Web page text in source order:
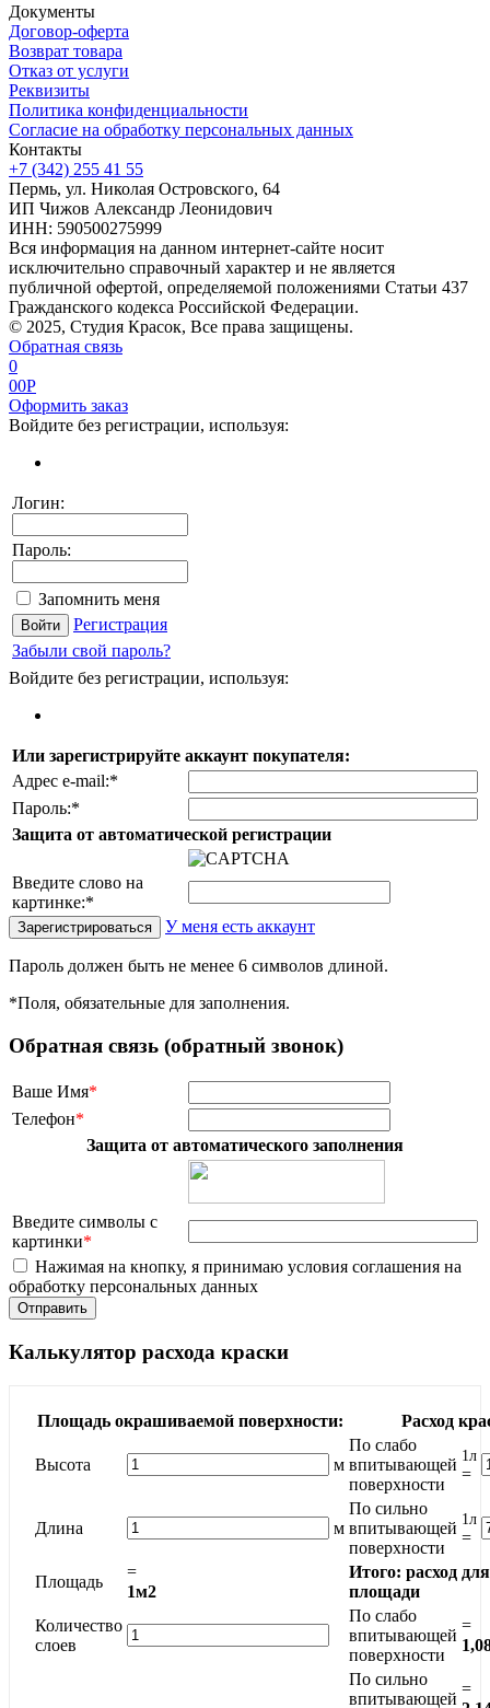
Документы
Договор-оферта
Возврат товара
Отказ от услуги
Реквизиты
Политика конфиденциальности
Согласие на обработку персональных данных
Контакты
+7 (342) 255 41 55
Пермь, ул. Николая Островского, 64
ИП Чижов Александр Леонидович
ИНН: 590500275999
Вся информация на данном интернет-сайте носит
исключительно справочный характер и не является
публичной офертой, определяемой положениями Статьи 437
Гражданского кодекса Российской Федерации.
© 2025, Студия Красок, Все права защищены.
Обратная связь
0
00P
Оформить заказ
Войдите без регистрации, используя:
Логин:
Пароль:
Запомнить меня
Регистрация
Забыли свой пароль?
Войдите без регистрации, используя:
Или зарегистрируйте аккаунт покупателя:
Адрес e-mail:*
Пароль:*
Защита от автоматической регистрации
Введите слово на
картинке:*
У меня есть аккаунт
Пароль должен быть не менее 6 символов длиной.
*Поля, обязательные для заполнения.
Обратная связь (обратный звонок)
Ваше Имя*
Телефон*
Защита от автоматического заполнения
Введите символы с
картинки*
Нажимая на кнопку, я принимаю условия соглашения на
обработку персональных данных
Калькулятор расхода краски
Площадь окрашиваемой поверхности: Расход
Высота м
По слабо
впитывающей
поверхности
1л
=
Длина м
По сильно
впитывающей
поверхности
1л
=
Площадь
=
1м2
Итого: расход
площади
Количество
слоев
По слабо
впитывающей
поверхности
=
По сильно
впитывающей
=